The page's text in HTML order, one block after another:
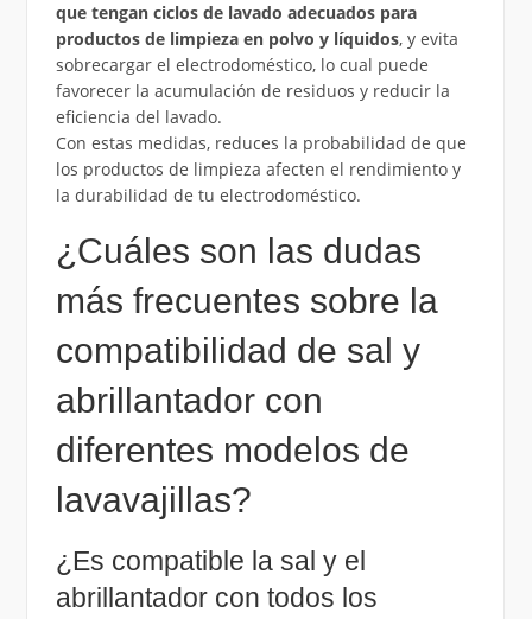
que tengan ciclos de lavado adecuados para
productos de limpieza en polvo y líquidos, y evita
sobrecargar el electrodoméstico, lo cual puede
favorecer la acumulación de residuos y reducir la
eficiencia del lavado.
Con estas medidas, reduces la probabilidad de que
los productos de limpieza afecten el rendimiento y
la durabilidad de tu electrodoméstico.
¿Cuáles son las dudas
más frecuentes sobre la
compatibilidad de sal y
abrillantador con
diferentes modelos de
lavavajillas?
¿Es compatible la sal y el
abrillantador con todos los